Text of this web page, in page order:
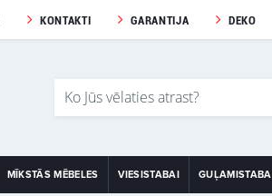
KONTAKTI GARANTIJA DEKO
MĪKSTĀS MĒBELES VIESISTABAI GUĻAMISTABAI